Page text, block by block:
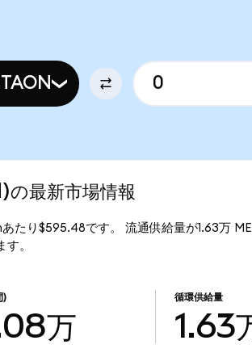
最新市場情報
たり$595.48です。 流通供給量が1.63万
。
)
万
循環供給量
1.63